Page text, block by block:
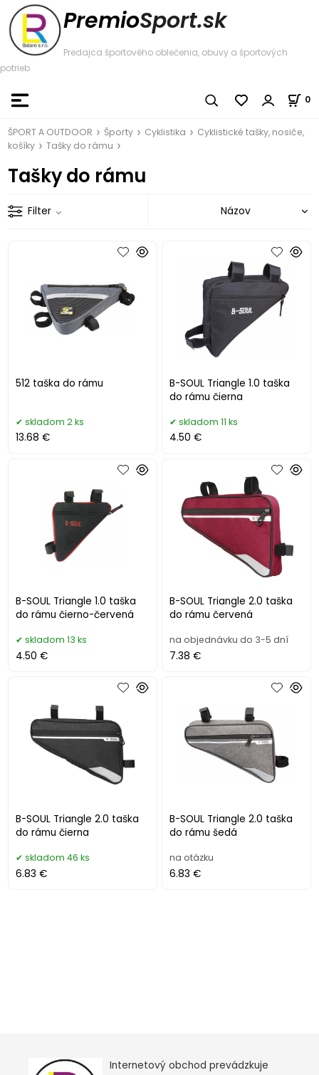
PremioSport.sk
Predajca športového oblečenia, obuvy a športových
potrieb
0
ŠPORT A OUTDOOR Športy Cyklistika
Cyklistické tašky, nosiče,
košíky
Tašky do rámu
Tašky do rámu
Filter
512 taška do rámu
skladom 2 ks
13.68 €
B-SOUL Triangle 1.0 taška
do rámu čierna
skladom 11 ks
4.50 €
B-SOUL Triangle 1.0 taška
do rámu čierno-červená
skladom 13 ks
4.50 €
B-SOUL Triangle 2.0 taška
do rámu červená
na objednávku do 3-5 dní
7.38 €
B-SOUL Triangle 2.0 taška
do rámu čierna
skladom 46 ks
6.83 €
B-SOUL Triangle 2.0 taška
do rámu šedá
na otázku
6.83 €
Internetový obchod prevádzkuje